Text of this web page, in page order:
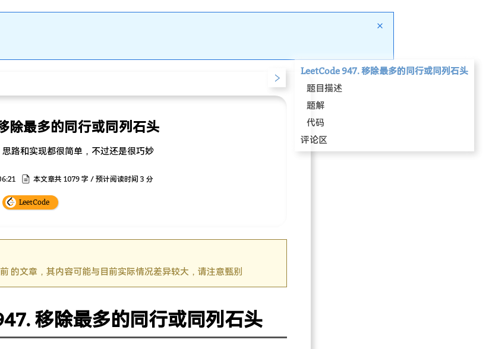
除最多的同行或同列石头
路和实现都很简单，不过还是很巧妙
本文章共 1079 字 / 预计阅读时间 3 分
LeetCode
的文章，其内容可能与目前实际情况差异较大，请注意甄别
移除最多的同行或同列石头
LeetCode 947. 移除最多的同行或同列石头
题目描述
题解
代码
评论区